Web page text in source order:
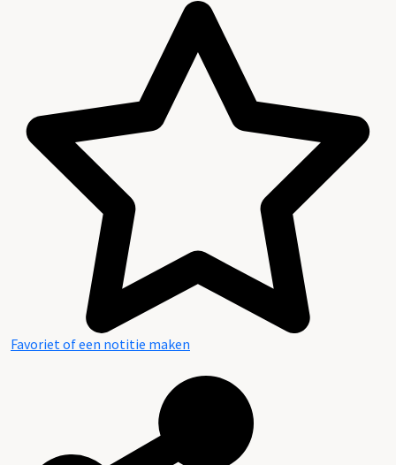
Favoriet of een notitie maken